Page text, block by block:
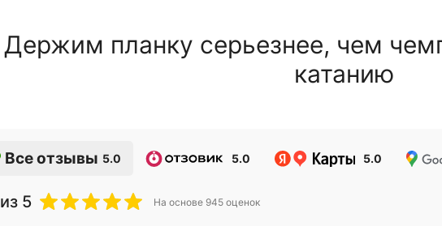
Держим планку серьезнее, чем
катанию
Все отзывы 5.0 5.0 5.0
из 5 На основе 945 оценок